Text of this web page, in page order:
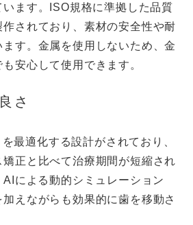
ます。ISO規格に準拠した品質
されており、素材の安全性や耐
す。金属を使用しないため、金
安心して使用できます。
さ
最適化する設計がされており、
正と比べて治療期間が短縮され
による動的シミュレーション
えながらも効果的に歯を移動さ